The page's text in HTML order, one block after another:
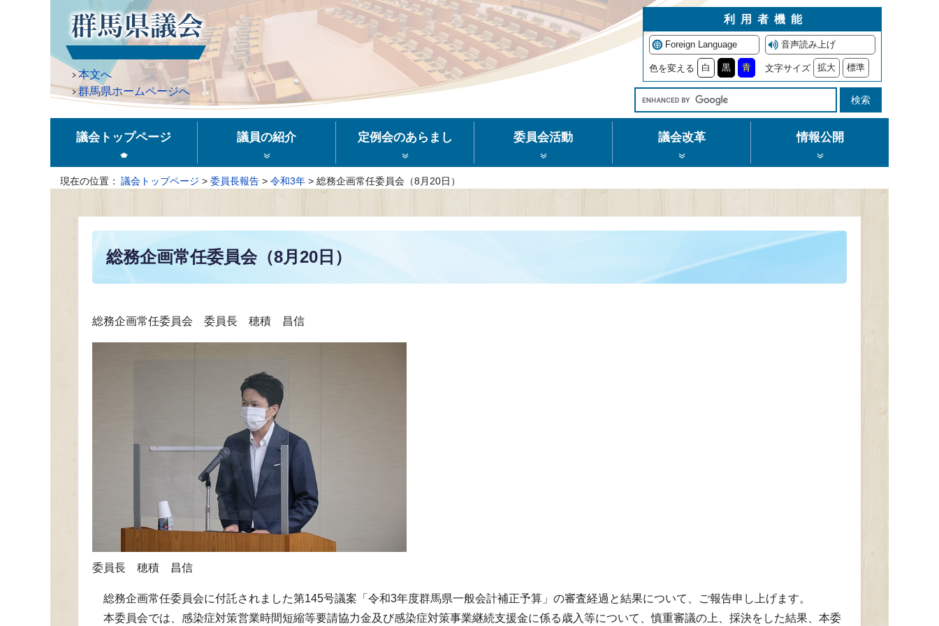
の
頭
本文へ
群馬県ホームページへ
利用者機能
Foreign Language 音声読み上げ
色を変える 白 黒 青 文字サイズ 拡大 標準
Google
カ
議会トップページ 議員の紹介 定例会のあらまし 委員会活動 議会改革 情報公開
現在の位置 議会トップページ > 委員長報告> 令和3年> 総務企画常任委員会（8月20日）
総務企画常任委員会（8月20日）
総務企画常任委員会 委員長 穂積 昌信
委員長 穂積 昌信
総務企画常任委員会に付託されました第145号議案「令和3年度群馬県一般会計補正予算」の審査経過と結果について、ご報告申し上げます。
本委員会では、感染症対策営業時間短縮等要請協力金及び感染症対策事業継続支援金に係る歳入等について、慎重審議の上、採決をした結果、本委